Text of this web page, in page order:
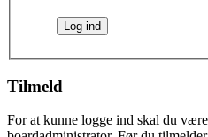
Tilmeld
For at kunne logge ind skal du